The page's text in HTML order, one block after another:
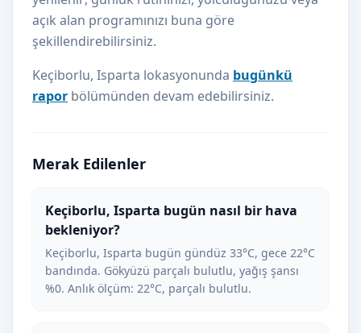
açık alan programınızı buna göre
şekillendirebilirsiniz.
Keçiborlu, Isparta lokasyonunda bugünkü
rapor bölümünden devam edebilirsiniz.
Merak Edilenler
Keçiborlu, Isparta bugün nasıl bir hava
bekleniyor?
Keçiborlu, Isparta bugün gündüz 33°C, gece 22°C
bandında. Gökyüzü parçalı bulutlu, yağış şansı
%0. Anlık ölçüm: 22°C, parçalı bulutlu.